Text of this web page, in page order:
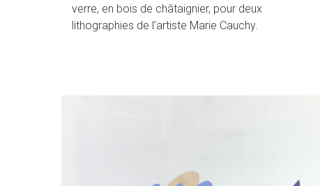
verre, en bois de châtaignier, pour deux
lithographies de l’artiste Marie Cauchy.